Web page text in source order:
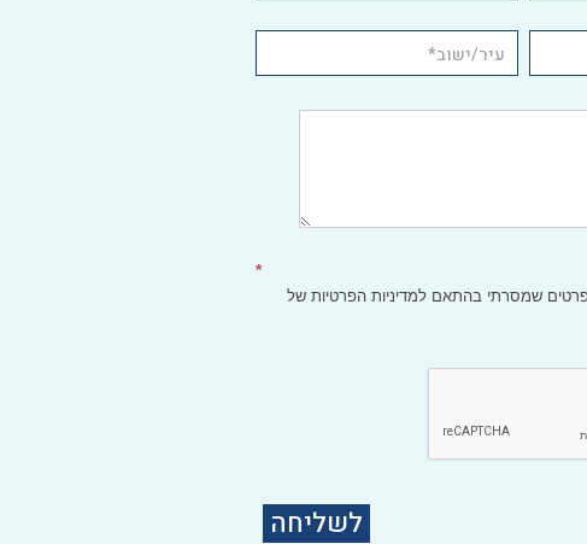
*
שמסרתי בהתאם למדיניות הפרטיותשל
לשליחה